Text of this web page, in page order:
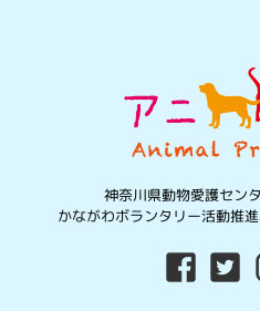
神奈川県動物愛護セン
かながわボランタリー活動推